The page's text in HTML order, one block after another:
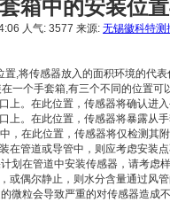
箱中的安装位
人气: 3577 来源: 无锡徽科特测
,将传感器放入的面积环境的代表
个手套箱,有三个不同的位置可
。在此位置，传感器将确认进入
。在此位置，传感器将暴露从手
在此位置，传感器将仅检测其附
管道或导管中，则应考虑安装点
在管道中安装传感器，请考虑样
偶尔静止，则水分含量通过风管
粒会导致严重的对传感器造成不